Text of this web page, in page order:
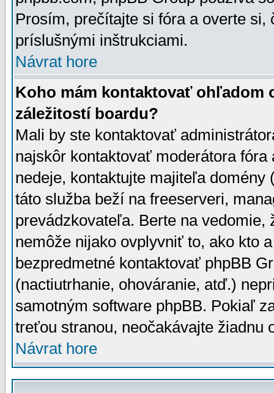
Prosím, prečítajte si fóra a overte
príslušnými inštrukciami.
Návrat hore
Koho mám kontaktovať ohľadom
záležitostí boardu?
Mali by ste kontaktovať
najskôr kontaktovať moderátora
nedeje, kontaktujte majiteľa
táto služba beží na freeserveri,
prevádzkovateľa. Berte na vedomie,
nemôže nijako ovplyvniť to, ako kto
bezpredmetné kontaktovať phpBB
(nactiutrhanie, ohováranie, atď.)
samotným software phpBB. Pokiaľ
treťou stranou, neočakávajte žiadnu
Návrat hore